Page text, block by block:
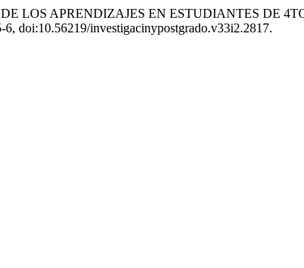
LOS APRENDIZAJES EN ESTUDIANTES DE
6, doi:10.56219/investigacinypostgrado.v33i2.2817.